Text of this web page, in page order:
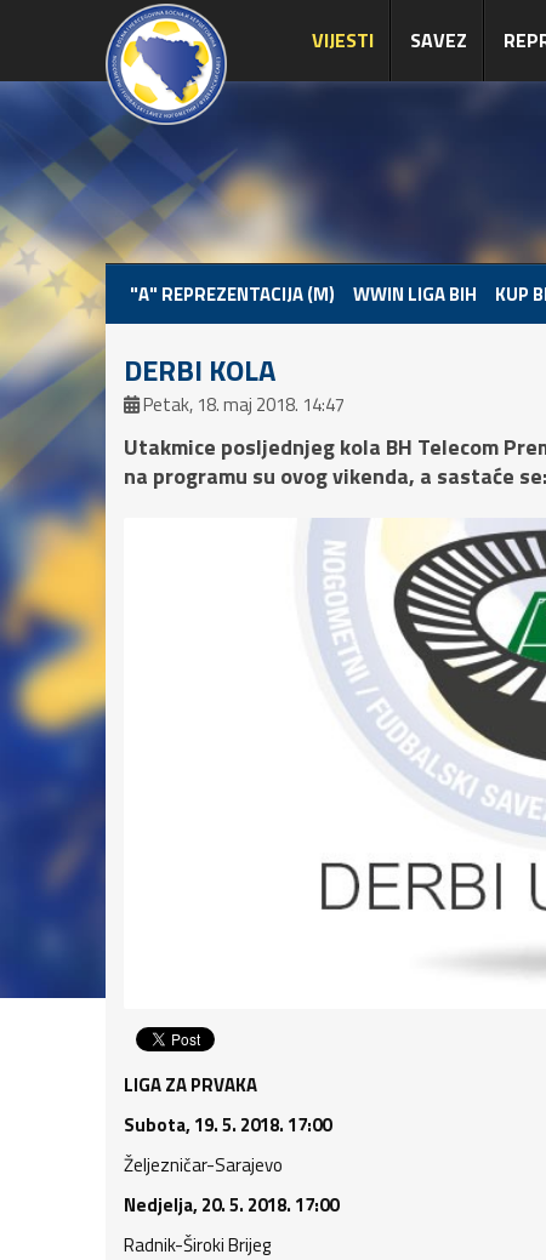
VIJESTI SAVEZ
"A" REPREZENTACIJA (M) WWIN LIGA BIH KUP
DERBI KOLA
Petak, 18. maj 2018. 14:47
Utakmice posljednjeg kola BH Telecom
na programu su ovog vikenda, a sastaće se:
LIGA ZA PRVAKA
Subota, 19. 5. 2018. 17:00
Željezničar-Sarajevo
Nedjelja, 20. 5. 2018. 17:00
Radnik-Široki Brijeg